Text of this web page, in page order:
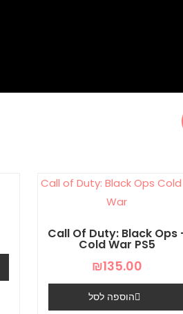
Call Of Duty: Black Ops
Cold War PS5
₪135.00
הוספה לסל